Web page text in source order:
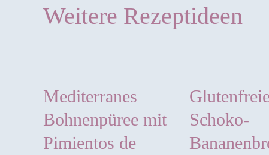
Weitere Rezeptideen
Mediterranes
Bohnenpüree mit
Pimientos de
Schoko-